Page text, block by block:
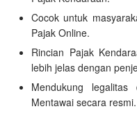
Cocok untuk
Pajak Online.
Rincian Pajak
lebih jelas dengan
Mendukung
Mentawai secara resmi.